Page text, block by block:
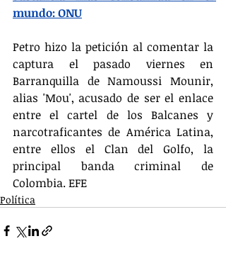
mundo: ONU
Petro hizo la petición al comentar la
captura el pasado viernes en
Barranquilla de Namoussi Mounir,
alias 'Mou', acusado de ser el enlace
entre el cartel de los Balcanes y
narcotraficantes de América Latina,
entre ellos el Clan del Golfo, la
principal banda criminal de
Colombia. EFE
Política